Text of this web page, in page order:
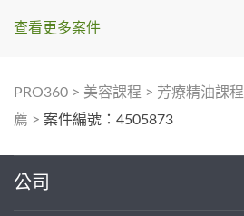
查看更多案件
PRO360 > 美容課程 > 芳療精油課程
薦 > 案件編號：4505873
公司